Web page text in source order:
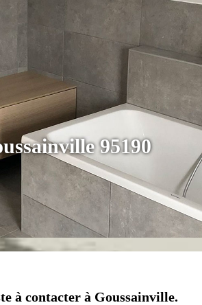
95190
à contacter à Goussainville.